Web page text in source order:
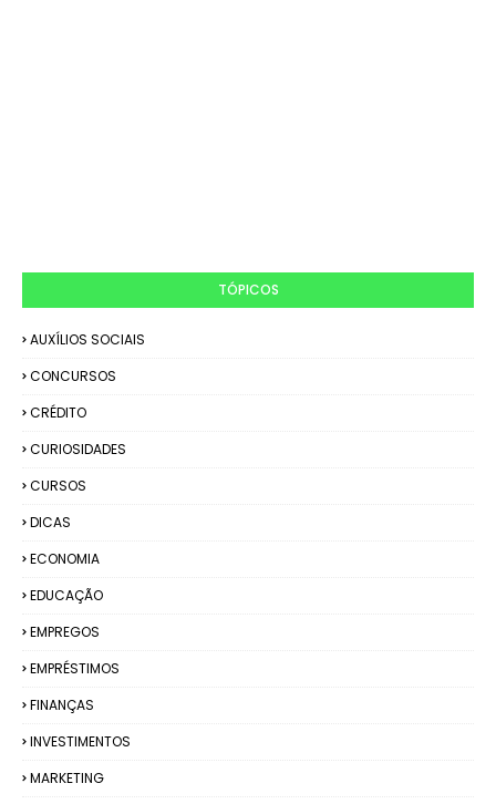
TÓPICOS
AUXÍLIOS SOCIAIS
CONCURSOS
CRÉDITO
CURIOSIDADES
CURSOS
DICAS
ECONOMIA
EDUCAÇÃO
EMPREGOS
EMPRÉSTIMOS
FINANÇAS
INVESTIMENTOS
MARKETING